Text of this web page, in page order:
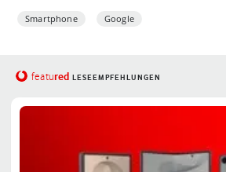
Smartphone Google
featured LESEEMPFEHLUNGEN